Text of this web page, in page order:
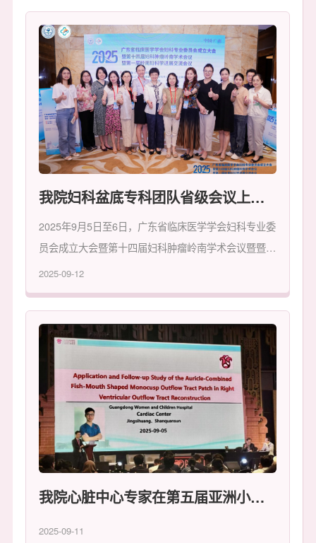
以“尊重、信任、理解、支持，成就一颗健康的心”为不
变初心，累计为超过五千名先天性心脏病患儿重启“心”
跳，其中复杂先心手术占比稳定在45%以上。
我院妇科盆底专科团队省级会议上绽放异彩
2025年9月5日至6日，广东省临床医学学会妇科专业委
员会成立大会暨第十四届妇科肿瘤岭南学术会议暨暨第
一届岭南妇科学进展交流会议在广州举行，我院妇科盆
底专科团队通过精彩的手术演示和专题汇报。
2025-09-12
我院心脏中心专家在第五届亚洲小儿先心病外科学会（AAPCHS）年会贡献“中国方案”
2025-09-11